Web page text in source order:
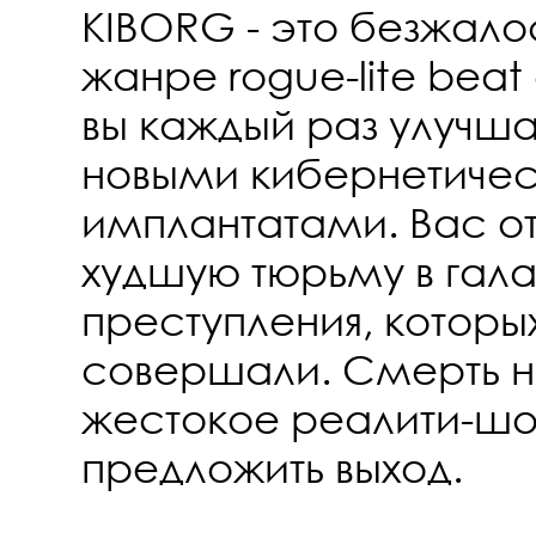
KIBORG - это
жанре rogue-lite beat
вы каждый раз
новыми
имплантатами. Вас
худшую тюрьму в
преступления,
совершали. Смерть
жестокое реалити-
предложить выход.